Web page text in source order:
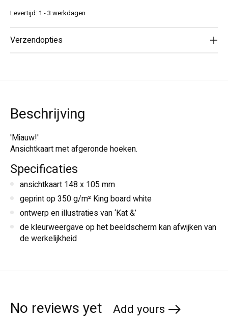
Levertijd: 1 - 3 werkdagen
Verzendopties
Beschrijving
'Miauw!'
Ansichtkaart met afgeronde hoeken.
Specificaties
ansichtkaart 148 x 105 mm
geprint op 350 g/m² King board white
ontwerp en illustraties van ‘Kat &’
de kleurweergave op het beeldscherm kan afwijken van
de werkelijkheid
No reviews yet Add yours